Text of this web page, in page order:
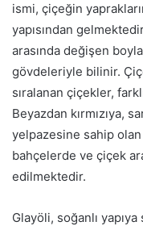
ismi, çiçeğin
yapısından
arasında değişen
gövdeleriyle bilinir.
sıralanan çiçekler,
Beyazdan kırmızıya,
yelpazesine sahip
bahçelerde ve çiçek
edilmektedir.
Glayöli, soğanlı